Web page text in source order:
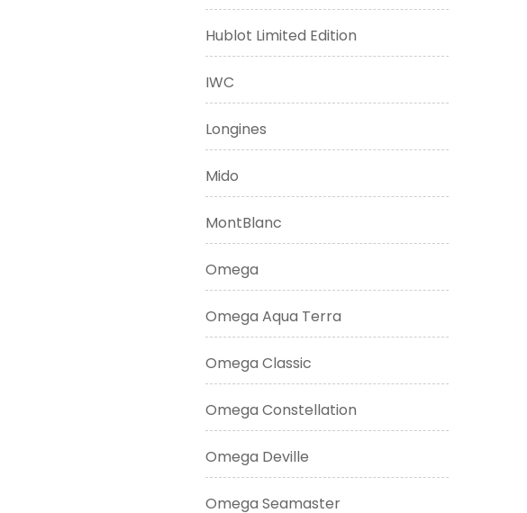
Hublot Limited Edition
IWC
Longines
Mido
MontBlanc
Omega
Omega Aqua Terra
Omega Classic
Omega Constellation
Omega Deville
Omega Seamaster